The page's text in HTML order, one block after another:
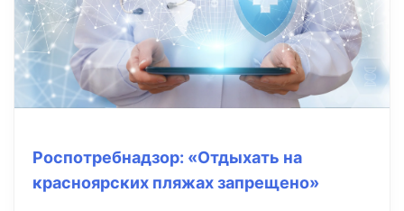
Роспотребнадзор: «Отдыхать на
красноярских пляжах запрещено»